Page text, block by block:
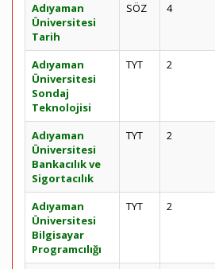
Adıyaman
Üniversitesi
Tarih
SÖZ 4
Adıyaman
Üniversitesi
Sondaj
Teknolojisi
TYT 2
Adıyaman
Üniversitesi
Bankacılık ve
Sigortacılık
TYT 2
Adıyaman
Üniversitesi
Bilgisayar
Programcılığı
TYT 2